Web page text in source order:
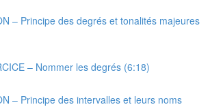
– Principe des degrés et tonalités majeures
– Nommer les degrés (6:18)
– Principe des intervalles et leurs noms